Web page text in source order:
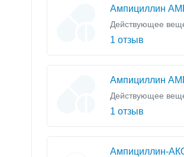
Ампициллин
Действующее
1 отзыв
Ампициллин
Действующее
1 отзыв
Ампициллин-